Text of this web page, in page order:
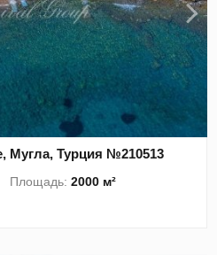
Мугла, Турция №210513
Площадь:2000 м²